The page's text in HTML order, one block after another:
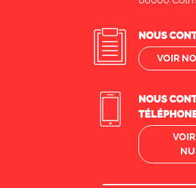
NOUS
VOIR
NOUS